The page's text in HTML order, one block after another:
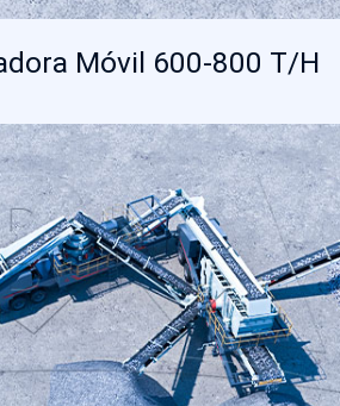
Móvil 600-800 T/H